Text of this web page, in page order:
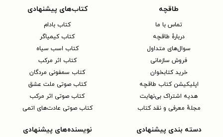
طاقچه
تماس با ما
دربارهٔ طاقچه
سوال‌های متداول
فروش سازمانی
خرید کتابخوان
اپلیکیشن کتاب طاقچه
هدیه اشتراک بی‌نهایت
مجلهٔ معرفی و نقد کتاب
کتاب‌های پیشنهادی
کتاب بادام
کتاب کیمیاگر
کتاب اسب سیاه
کتاب اثر مرکب
کتاب سمفونی مردگان
کتاب صوتی ملت عشق
کتاب صوتی اثر مرکب
کتاب صوتی عادت‌های اتمی
دسته بندی پیشنهادی نویسنده‌های پیشنهادی